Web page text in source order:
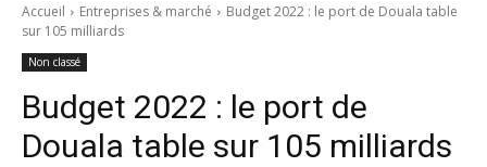
Accueil Entreprises & marché
Budget 2022 : le port de Douala table
sur 105 milliards
Non classé
Budget 2022 : le port de
Douala table sur 105 milliards